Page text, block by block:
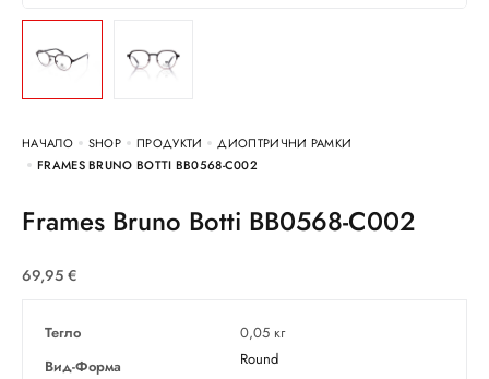
НАЧАЛО SHOP ПРОДУКТИ
ДИОПТРИЧНИ РАМКИ
FRAMES BRUNO BOTTI BB0568-C002
Frames Bruno Botti BB0568-C002
69,95 €
Тегло
0,05 кг
Вид-Форма
Round